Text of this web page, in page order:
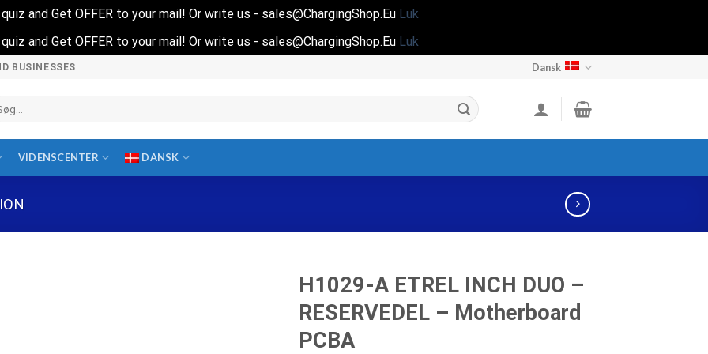
and Get OFFER to your mail! Or write us - sales@ChargingShop.Eu Luk
and Get OFFER to your mail! Or write us - sales@ChargingShop.Eu Luk
BUSINESSES Dansk
VIDENSCENTER DANSK
H1029-A ETREL INCH DUO –
RESERVEDEL – Motherboard
PCBA